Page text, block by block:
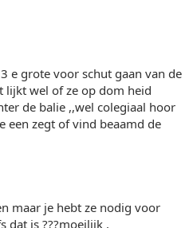
e grote voor schut gaan van de
lijkt wel of ze op dom heid
de balie ,,wel colegiaal hoor
een zegt of vind beaamd de
maar je hebt ze nodig voor
dat is ???moeilijk .